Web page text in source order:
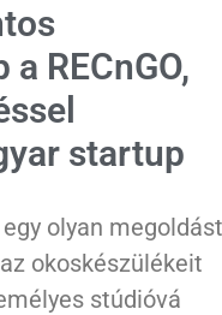
RECnGO,
startup
olyan megoldást
okoskészülékeit
stúdióvá